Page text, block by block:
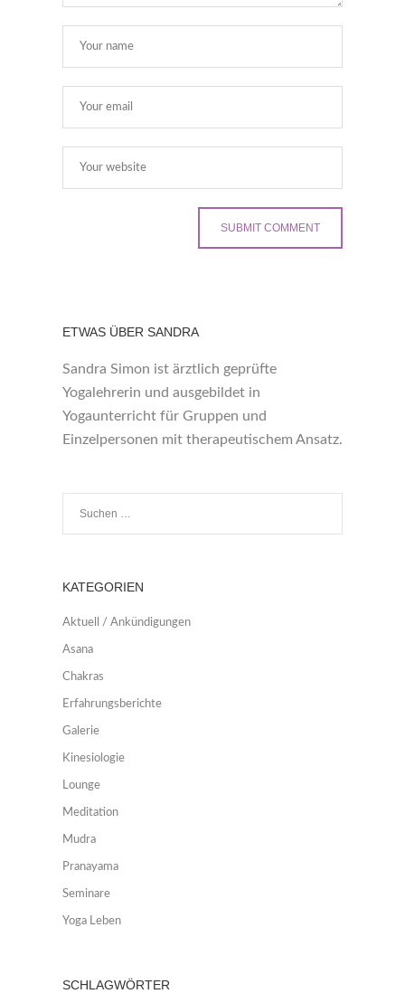
ETWAS ÜBER SANDRA
Sandra Simon ist ärztlich geprüfte
Yogalehrerin und ausgebildet in
Yogaunterricht für Gruppen und
Einzelpersonen mit therapeutischem Ansatz.
KATEGORIEN
Aktuell / Ankündigungen
Asana
Chakras
Erfahrungsberichte
Galerie
Kinesiologie
Lounge
Meditation
Mudra
Pranayama
Seminare
Yoga Leben
SCHLAGWÖRTER